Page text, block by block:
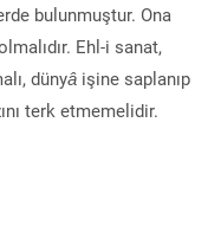
bulunmuştur. Ona
Ehl-i sanat,
dünyâ işine saplanıp
terk etmemelidir.